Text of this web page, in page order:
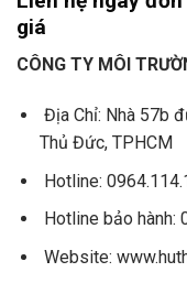
giá
CÔNG TY MÔI
Địa Chỉ: Nhà 57b
Thủ Đức, TPHCM
Hotline:
Hotline bảo hành:
Website: